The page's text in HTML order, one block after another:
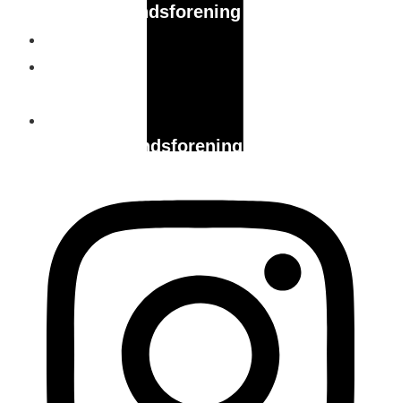
handelsstandsforening
Handelsstandsforening